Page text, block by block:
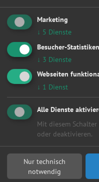
Kontakt
Stefan, Kabus
Max-Dohrn-Str. 5a
Berlin-
Autowerkstatt
Kundenanfragen erhalten?
▶ Werkstatt aktivieren
eine kostenlose und
stellen?
Marketing
↓ 5 Dienste
Besucher-Statistiken
↓ 3 Dienste
Webseiten
↓ 1 Dienst
Alle Dienste
Mit diesem
oder deaktivieren.
Nur technisch
notwendig